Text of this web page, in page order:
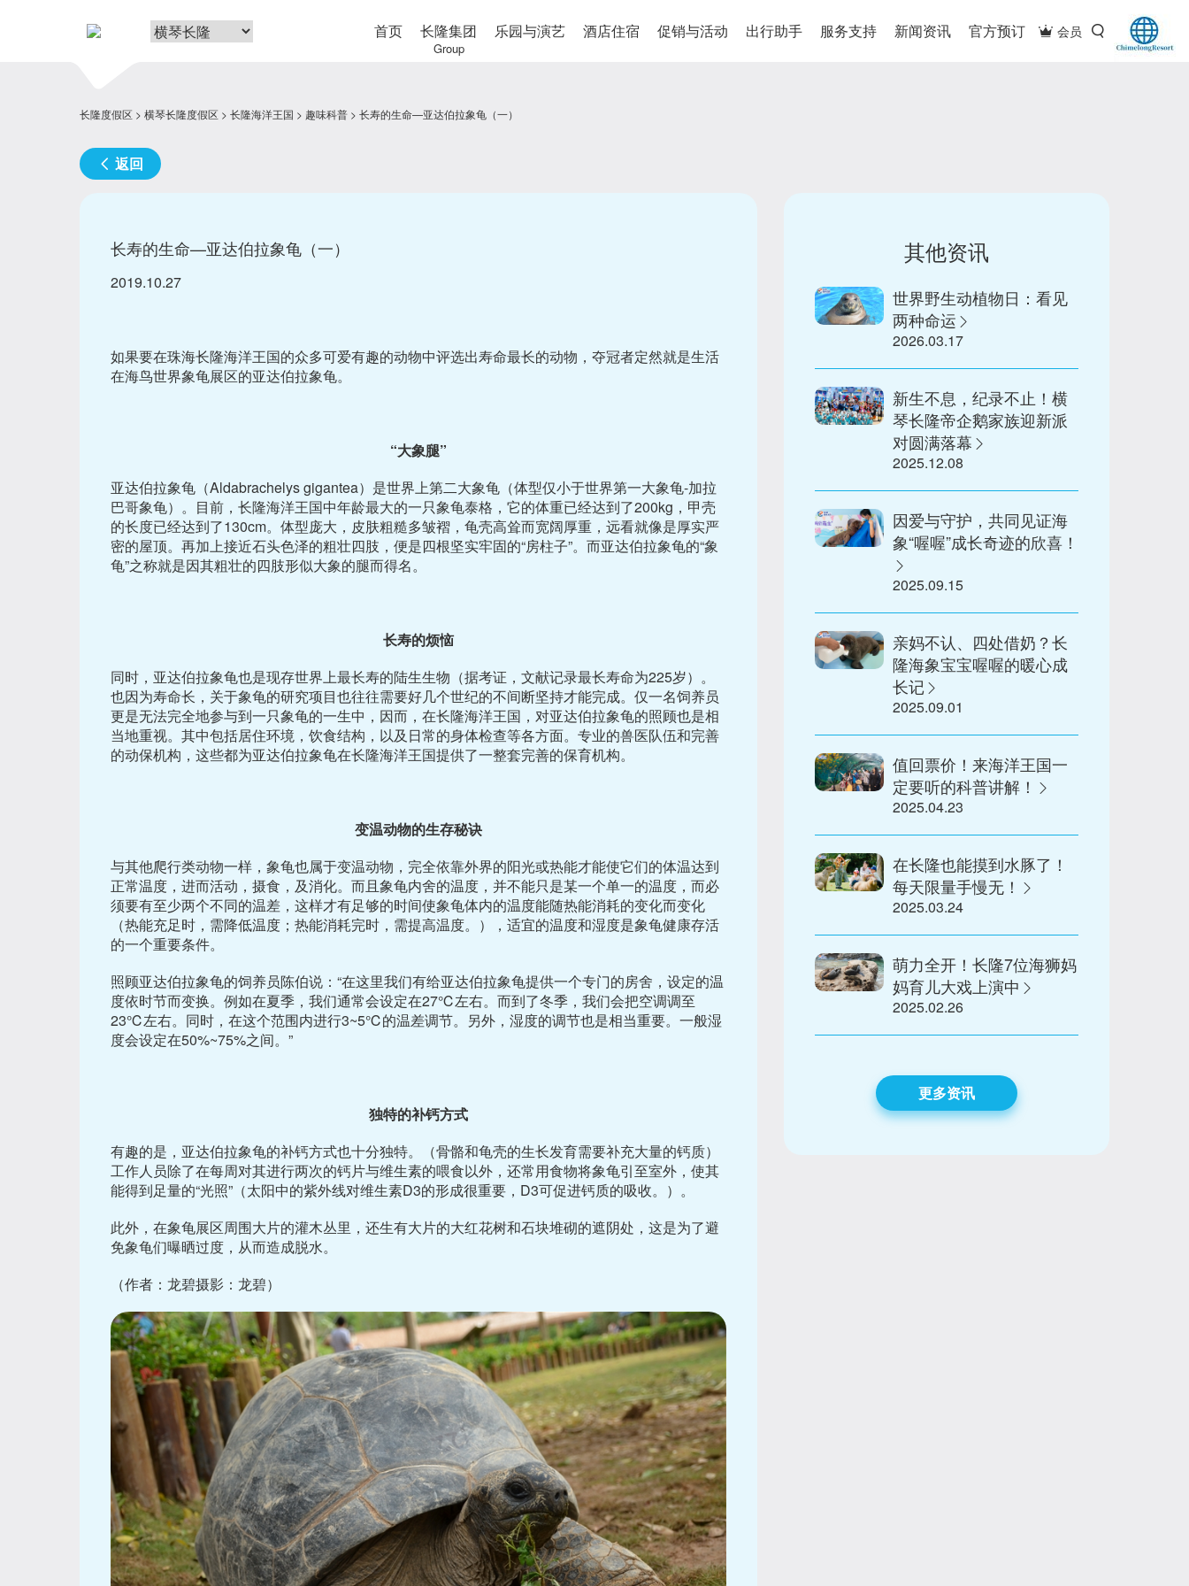
会员
首页 长隆集团
Group
乐园与演艺 酒店住宿 促销与活动 出行助手 服务支持 新闻资讯 官方预订
长隆度假区 横琴长隆度假区 长隆海洋王国 趣味科普 长寿的生命—亚达伯拉象龟（一）
返回
长寿的生命—亚达伯拉象龟（一）
2019.10.27
如果要在珠海长隆海洋王国的众多可爱有趣的动物中评选出寿命最长的动物，夺冠者定然就是生活
在海鸟世界象龟展区的亚达伯拉象龟。
“大象腿”
亚达伯拉象龟（Aldabrachelys gigantea）是世界上第二大象龟（体型仅小于世界第一大象龟-加拉
巴哥象龟）。目前，长隆海洋王国中年龄最大的一只象龟泰格，它的体重已经达到了200kg，甲壳
的长度已经达到了130cm。体型庞大，皮肤粗糙多皱褶，龟壳高耸而宽阔厚重，远看就像是厚实严
密的屋顶。再加上接近石头色泽的粗壮四肢，便是四根坚实牢固的“房柱子”。而亚达伯拉象龟的“象
龟”之称就是因其粗壮的四肢形似大象的腿而得名。
长寿的烦恼
同时，亚达伯拉象龟也是现存世界上最长寿的陆生生物（据考证，文献记录最长寿命为225岁）。
也因为寿命长，关于象龟的研究项目也往往需要好几个世纪的不间断坚持才能完成。仅一名饲养员
更是无法完全地参与到一只象龟的一生中，因而，在长隆海洋王国，对亚达伯拉象龟的照顾也是相
当地重视。其中包括居住环境，饮食结构，以及日常的身体检查等各方面。专业的兽医队伍和完善
的动保机构，这些都为亚达伯拉象龟在长隆海洋王国提供了一整套完善的保育机构。
变温动物的生存秘诀
与其他爬行类动物一样，象龟也属于变温动物，完全依靠外界的阳光或热能才能使它们的体温达到
正常温度，进而活动，摄食，及消化。而且象龟内舍的温度，并不能只是某一个单一的温度，而必
须要有至少两个不同的温差，这样才有足够的时间使象龟体内的温度能随热能消耗的变化而变化
（热能充足时，需降低温度；热能消耗完时，需提高温度。），适宜的温度和湿度是象龟健康存活
的一个重要条件。
照顾亚达伯拉象龟的饲养员陈伯说：“在这里我们有给亚达伯拉象龟提供一个专门的房舍，设定的温
度依时节而变换。例如在夏季，我们通常会设定在27℃左右。而到了冬季，我们会把空调调至
23℃左右。同时，在这个范围内进行3~5℃的温差调节。另外，湿度的调节也是相当重要。一般湿
度会设定在50%~75%之间。”
独特的补钙方式
有趣的是，亚达伯拉象龟的补钙方式也十分独特。（骨骼和龟壳的生长发育需要补充大量的钙质）
工作人员除了在每周对其进行两次的钙片与维生素的喂食以外，还常用食物将象龟引至室外，使其
能得到足量的“光照”（太阳中的紫外线对维生素D3的形成很重要，D3可促进钙质的吸收。）。
此外，在象龟展区周围大片的灌木丛里，还生有大片的大红花树和石块堆砌的遮阴处，这是为了避
免象龟们曝晒过度，从而造成脱水。
（作者：龙碧摄影：龙碧）
其他资讯
世界野生动植物日：看见
两种命运
2026.03.17
新生不息，纪录不止！横
琴长隆帝企鹅家族迎新派
对圆满落幕
2025.12.08
因爱与守护，共同见证海
象“喔喔”成长奇迹的欣喜！
2025.09.15
亲妈不认、四处借奶？长
隆海象宝宝喔喔的暖心成
长记
2025.09.01
值回票价！来海洋王国一
定要听的科普讲解！
2025.04.23
在长隆也能摸到水豚了！
每天限量手慢无！
2025.03.24
萌力全开！长隆7位海狮妈
妈育儿大戏上演中
2025.02.26
更多资讯